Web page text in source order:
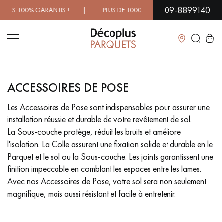
GARANTIS ! | PLUS DE 1000 MODÈLES À DÉCOUVRIR
09-8899140
Fermer
LES RECHERCHES LES PLUS COURANTES
PARQUET MASSIF
PARQUET CONTRECOLLÉ -
FLOTTANT
SOL PLAQUÉ BOIS VERITABLES
PARQUETS À MOTIFS
TRADITIONNELS
PARQUET EN BOIS EXOTIQUE PARQUET VERNIS
ACCESSOIRES DE POSE
Les Accessoires de Pose sont indispensables pour assurer une
installation réussie et durable de votre revêtement de sol.
La Sous-couche protège, réduit les bruits et améliore
l'isolation. La Colle assurent une fixation solide et durable en le
Parquet et le sol ou la Sous-couche. Les joints garantissent une
finition impeccable en comblant les espaces entre les lames.
Avec nos Accessoires de Pose, votre sol sera non seulement
magnifique, mais aussi résistant et facile à entretenir.